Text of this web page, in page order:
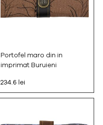
Portofel maro din in
imprimat Buruieni
234.6 lei